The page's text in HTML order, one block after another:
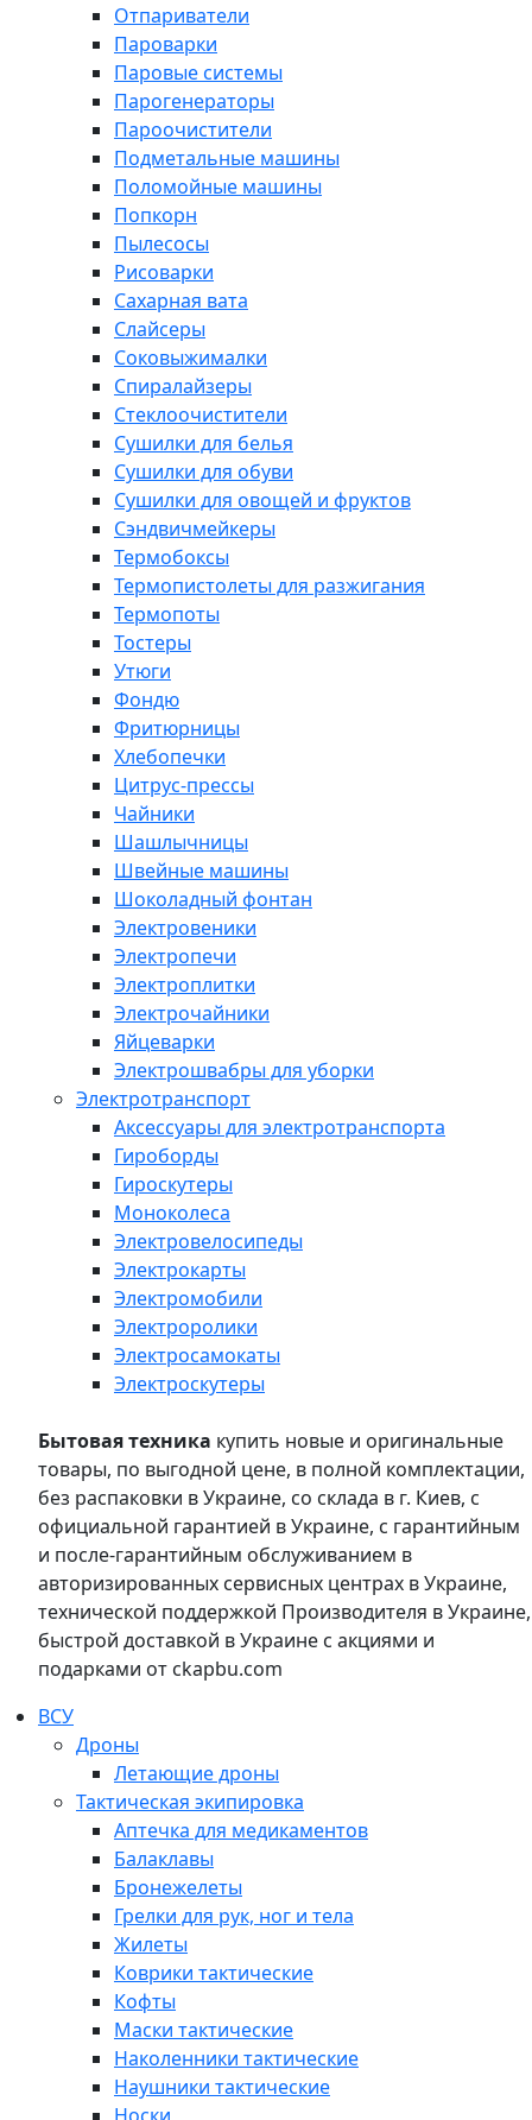
Отпариватели
Пароварки
Паровые системы
Парогенераторы
Пароочистители
Подметальные машины
Поломойные машины
Попкорн
Пылесосы
Рисоварки
Сахарная вата
Слайсеры
Соковыжималки
Спиралайзеры
Стеклоочистители
Сушилки для белья
Сушилки для обуви
Сушилки для овощей и фруктов
Сэндвичмейкеры
Термобоксы
Термопистолеты для разжигания
Термопоты
Тостеры
Утюги
Фондю
Фритюрницы
Хлебопечки
Цитрус-прессы
Чайники
Шашлычницы
Швейные машины
Шоколадный фонтан
Электровеники
Электропечи
Электроплитки
Электрочайники
Яйцеварки
Электрошвабры для уборки
Электротранспорт
Аксессуары для электротранспорта
Гироборды
Гироскутеры
Моноколеса
Электровелосипеды
Электрокарты
Электромобили
Электроролики
Электросамокаты
Электроскутеры
Бытовая техника купить новые и оригинальные
товары, по выгодной цене, в полной комплектации,
без распаковки в Украине, со склада в г. Киев, с
официальной гарантией в Украине, с гарантийным
и после-гарантийным обслуживанием в
авторизированных сервисных центрах в Украине,
технической поддержкой Производителя в Украине,
быстрой доставкой в Украине с акциями и
подарками от ckapbu.com
ВСУ
Дроны
Летающие дроны
Тактическая экипировка
Аптечка для медикаментов
Балаклавы
Бронежелеты
Грелки для рук, ног и тела
Жилеты
Коврики тактические
Кофты
Маски тактические
Наколенники тактические
Наушники тактические